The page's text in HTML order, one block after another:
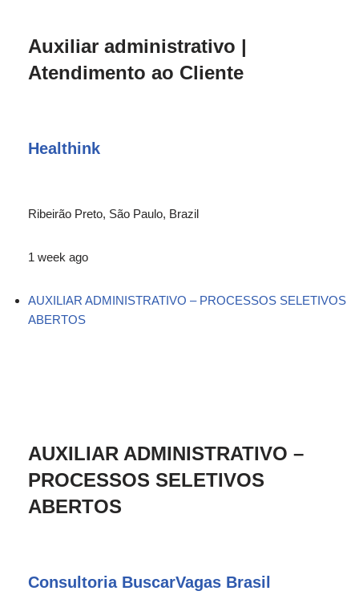
Auxiliar administrativo |
Atendimento ao Cliente
Healthink
Ribeirão Preto, São Paulo, Brazil
1 week ago
AUXILIAR ADMINISTRATIVO – PROCESSOS SELETIVOS
ABERTOS
AUXILIAR ADMINISTRATIVO –
PROCESSOS SELETIVOS
ABERTOS
Consultoria BuscarVagas Brasil